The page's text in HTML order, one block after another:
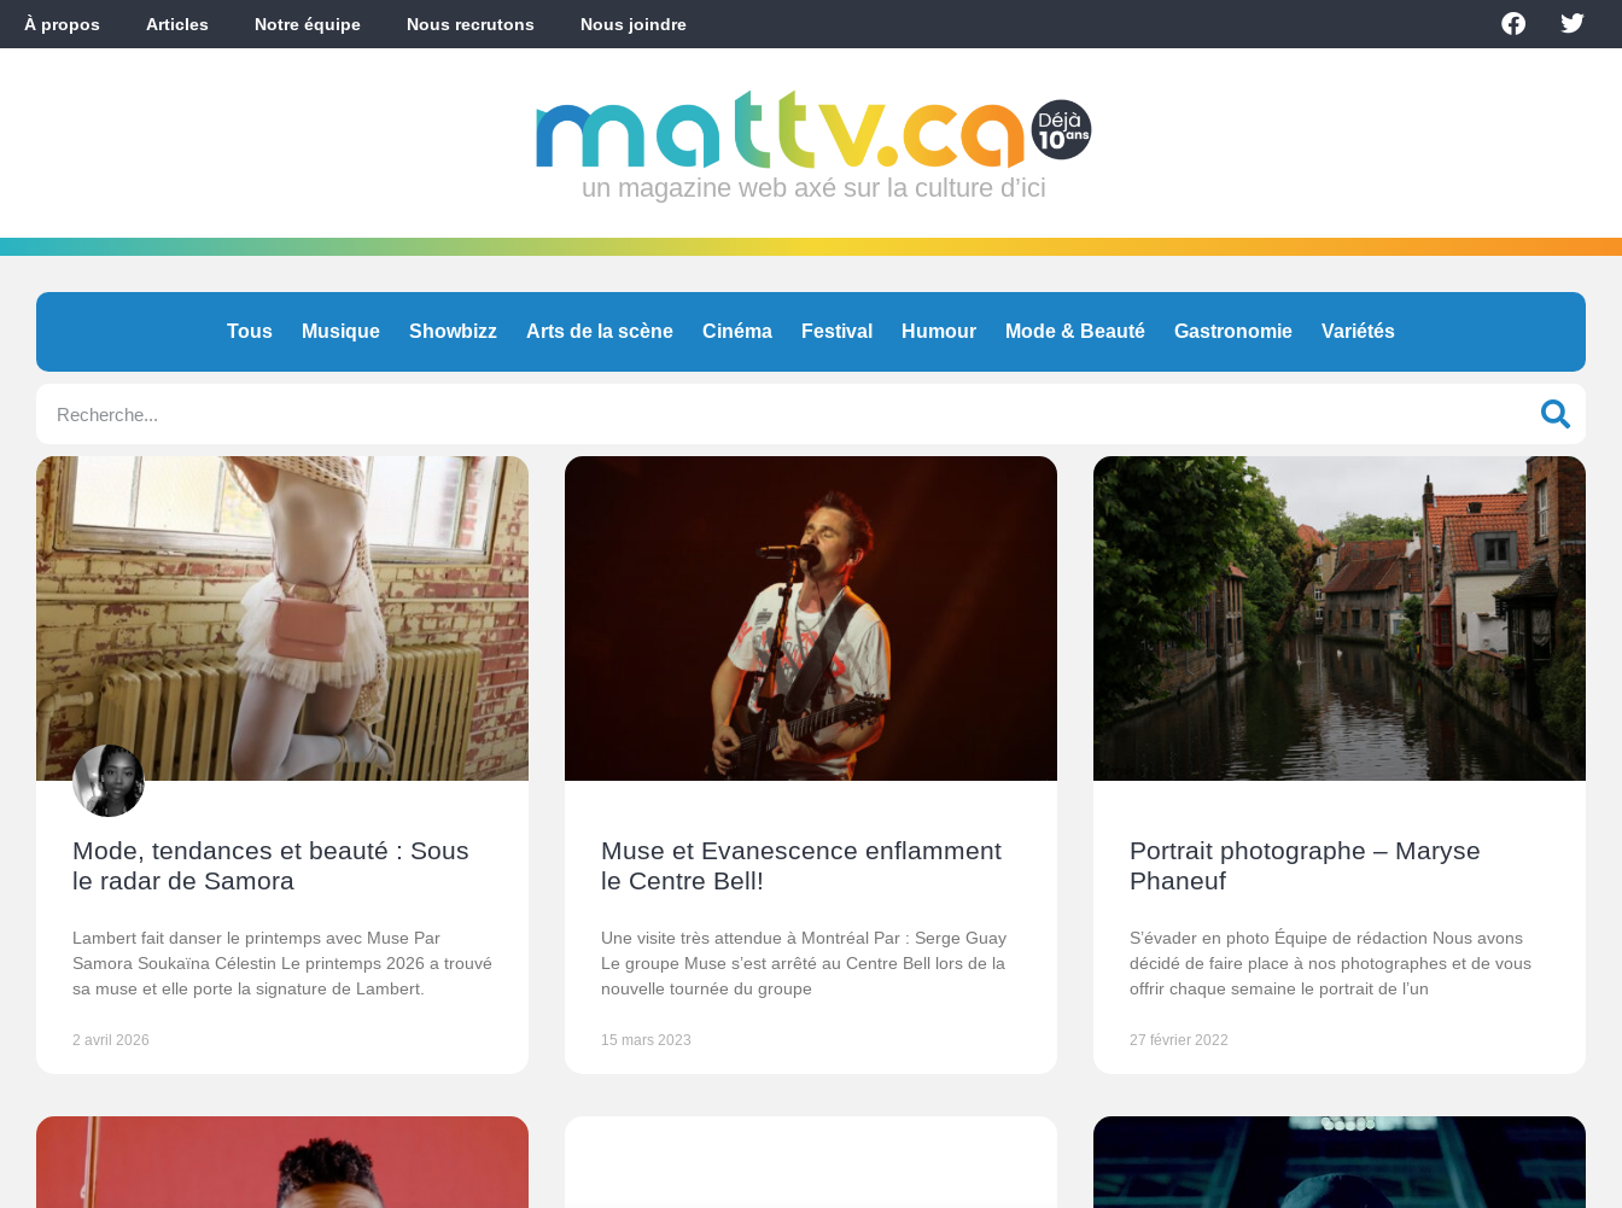
À propos Articles Notre équipe Nous recrutons Nous joindre
un magazine web axé sur la culture d’ici
Tous Musique Showbizz Arts de la scène Cinéma Festival Humour Mode & Beauté Gastronomie Variétés
Mode, tendances et beauté : Sous
le radar de Samora
Lambert fait danser le printemps avec Muse Par
Samora Soukaïna Célestin Le printemps 2026 a trouvé
sa muse et elle porte la signature de Lambert.
2 avril 2026
Muse et Evanescence enflamment
le Centre Bell!
Une visite très attendue à Montréal Par : Serge Guay
Le groupe Muse s’est arrêté au Centre Bell lors de la
nouvelle tournée du groupe
15 mars 2023
Portrait photographe – Maryse
Phaneuf
S’évader en photo Équipe de rédaction Nous avons
décidé de faire place à nos photographes et de vous
offrir chaque semaine le portrait de l’un
27 février 2022